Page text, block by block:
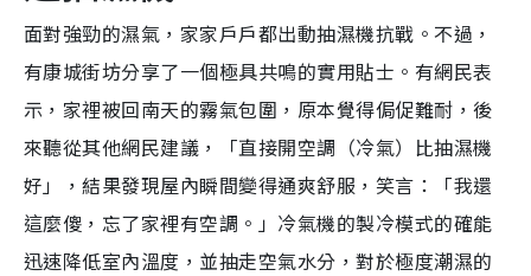
面對強勁的濕氣，家家戶戶都出動抽濕機抗戰。不過，
有康城街坊分享了一個極具共鳴的實用貼士。有網民表
示，家裡被回南天的霧氣包圍，原本覺得侷促難耐，後
來聽從其他網民建議，「直接開空調（冷氣）比抽濕機
好」，結果發現屋內瞬間變得通爽舒服，笑言：「我還
這麼傻，忘了家裡有空調。」冷氣機的製冷模式的確能
迅速降低室內溫度，並抽走空氣水分，對於極度潮濕的